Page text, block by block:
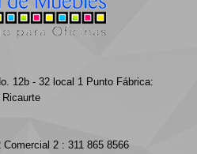
12b - 32 local 1 Punto Fábrica:
2 : 311 865 8566